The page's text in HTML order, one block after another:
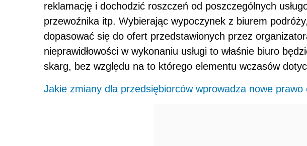
reklamację i dochodzić roszczeń od poszczególnych
przewoźnika itp. Wybierając wypoczynek z biurem podróży,
dopasować się do ofert przedstawionych przez
nieprawidłowości w wykonaniu usługi to właśnie biuro
skarg, bez względu na to którego elementu wczasów
Jakie zmiany dla przedsiębiorców wprowadza nowe